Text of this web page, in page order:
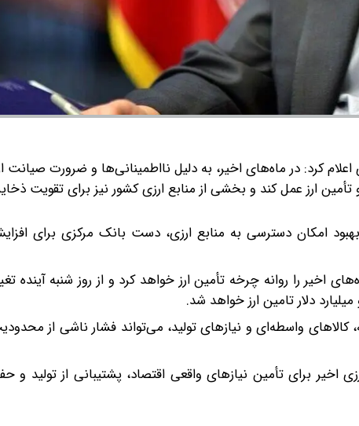
کرد: در ماه‌های اخیر، به دلیل نااطمینانی‌ها و ضرورت صیانت
ارز عمل کند و بخشی از منابع ارزی کشور نیز برای تقویت
امکان دسترسی به منابع ارزی، دست بانک مرکزی برای
را روانه چرخه تأمین ارز خواهد کرد و از روز شنبه آینده
دلار تامین ارز خواهد شد.
کالاهای واسطه‌ای و نیازهای تولید، می‌تواند فشار ناشی از
برای تأمین نیازهای واقعی اقتصاد، پشتیبانی از تولید و